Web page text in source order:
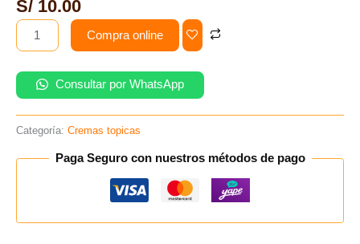
S/ 10.00
20G
cantidad
Compra online
Consultar por WhatsApp
Categoría: Cremas topicas
Paga Seguro con nuestros métodos de pago